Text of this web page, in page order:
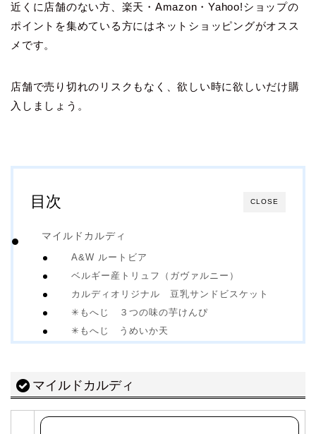
近くに店舗のない方、楽天・Amazon・Yahoo!ショップの
ポイントを集めている方にはネットショッピングがオスス
メです。
店舗で売り切れのリスクもなく、欲しい時に欲しいだけ購
入しましょう。
CLOSE
目次
マイルドカルディ
A&W ルートビア
ベルギー産トリュフ（ガヴァルニー）
カルディオリジナル 豆乳サンドビスケット
✳︎もへじ ３つの味の芋けんぴ
✳︎もへじ うめいか天
マイルドカルディ